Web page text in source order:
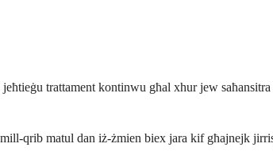
trattament kontinwu għal xhur jew
qrib matul dan iż-żmien biex jara kif għajnejk